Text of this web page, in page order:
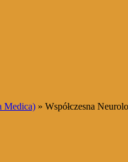
Medica) » Współczesna